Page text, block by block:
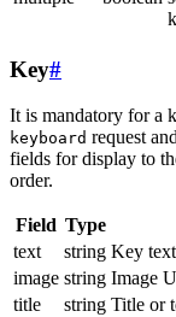
Key#
It is mandatory for a
keyboard request
fields for display to
order.
Field Type
text
string Key text
image string Image
title
string Title or